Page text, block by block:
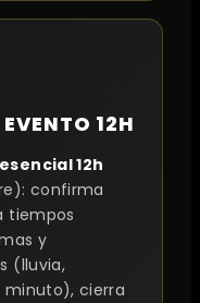
12H
12h
confirma
tiempos
y
(lluvia,
minuto), cierra